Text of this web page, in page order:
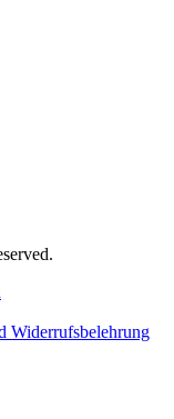
Widerrufsbelehrung